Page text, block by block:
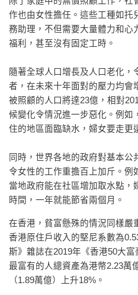
作也由女性擔任。這些工種如托
務助理，不但需要大量體力和心
福利，甚至沒有固定工時。
隨著全球人口增長及人口老化，
者，在未來十年面對的壓力均會
被照顧的人口將達23億，相對
候變化令情況進一步惡化。例如
住的地區面臨缺水，婦女要走更
同時，世界各地的政府對基本公
令女性的工作重擔百上加斤。例
當地政府能在社區增加取水點，
時間，一年就能節省兩個月。
在香港，貧富懸殊的情況同樣嚴
香港原住戶收入的堅尼系數為
斯》雜誌在2019年《香港50大
最富有的人總資產為港幣2.23萬
（1.89萬億）上升18%。